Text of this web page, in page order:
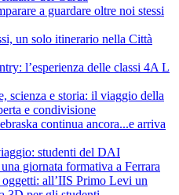
a guardare oltre noi stessi
un solo itinerario nella Città
l’esperienza delle classi 4A L
scienza e storia: il viaggio della
e condivisione
continua ancora...e arriva
studenti del DAI
giornata formativa a Ferrara
all’IIS Primo Levi un